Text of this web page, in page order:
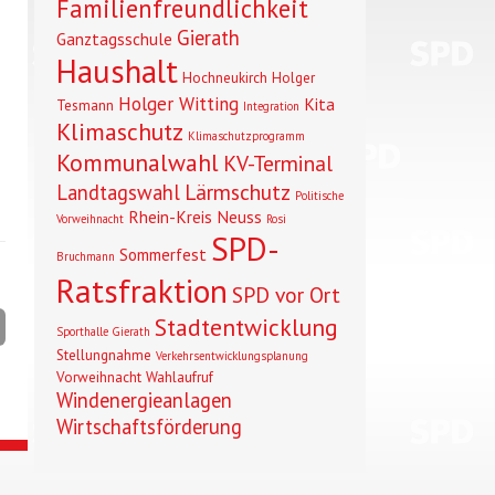
Familienfreundlichkeit
Ganztagsschule Gierath
Haushalt Hochneukirch Holger
Tesmann Holger Witting Integration Kita
Klimaschutz Klimaschutzprogramm
Kommunalwahl KV-Terminal
Landtagswahl Lärmschutz Politische
Vorweihnacht Rhein-Kreis Neuss Rosi
Bruchmann Sommerfest SPD-
Ratsfraktion SPD vor Ort
Sporthalle Gierath Stadtentwicklung
Stellungnahme Verkehrsentwicklungsplanung
Vorweihnacht Wahlaufruf
Windenergieanlagen
Wirtschaftsförderung